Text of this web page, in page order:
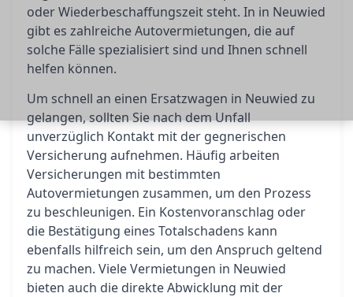
oder Wiederbeschaffungszeit steht. In in Neuwied
gibt es zahlreiche Autovermietungen, die auf
solche Fälle spezialisiert sind und Ihnen schnell
helfen können.
Um schnell an einen Ersatzwagen in Neuwied zu
gelangen, sollten Sie nach dem Unfall
unverzüglich Kontakt mit der gegnerischen
Versicherung aufnehmen. Häufig arbeiten
Versicherungen mit bestimmten
Autovermietungen zusammen, um den Prozess
zu beschleunigen. Ein Kostenvoranschlag oder
die Bestätigung eines Totalschadens kann
ebenfalls hilfreich sein, um den Anspruch geltend
zu machen. Viele Vermietungen in Neuwied
bieten auch die direkte Abwicklung mit der